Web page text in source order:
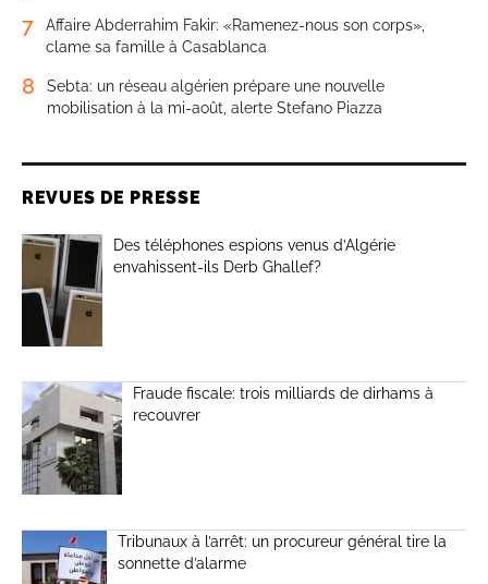
7
Affaire Abderrahim Fakir: «Ramenez-nous son corps»,
clame sa famille à Casablanca
8
Sebta: un réseau algérien prépare une nouvelle
mobilisation à la mi-août, alerte Stefano Piazza
REVUES DE PRESSE
Des téléphones espions venus d’Algérie
envahissent-ils Derb Ghallef?
Fraude fiscale: trois milliards de dirhams à
recouvrer
Tribunaux à l’arrêt: un procureur général tire la
sonnette d’alarme